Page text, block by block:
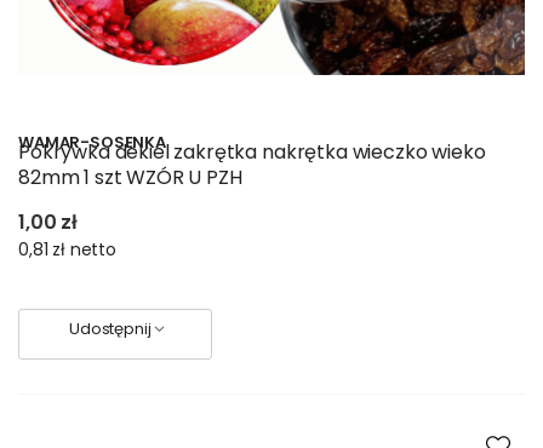
WAMAR-SOSENKA
Pokrywka dekiel zakrętka nakrętka wieczko wieko
82mm 1 szt WZÓR U PZH
1,00 zł
0,81 zł netto
Udostępnij